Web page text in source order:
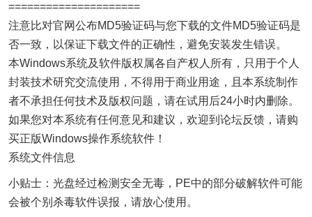
=====================
注意比对官网公布MD5验证码与您下载的文件MD5验证码是
否一致，以保证下载文件的正确性，避免安装发生错误。
本Windows系统及软件版权属各自产权人所有，只用于个人
封装技术研究交流使用，不得用于商业用途，且本系统制作
者不承担任何技术及版权问题，请在试用后24小时内删除。
如果您对本系统有任何意见和建议，欢迎到论坛反馈，请购
买正版Windows操作系统软件！
系统文件信息
小贴士：光盘经过检测安全无毒，PE中的部分破解软件可能
会被个别杀毒软件误报，请放心使用。